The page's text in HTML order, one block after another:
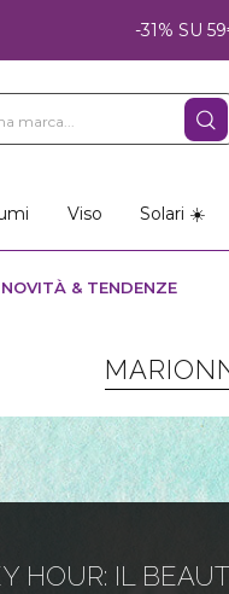
-31% SU
Viso Solari ☀️
NOVITÀ & TENDENZE
HOUR: IL